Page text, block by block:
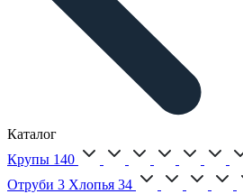
Каталог
Крупы 140
Отруби 3 Хлопья 34